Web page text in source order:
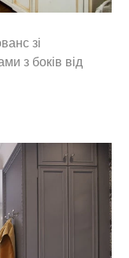
зі
з боків від